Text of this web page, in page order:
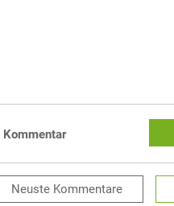
Neuste Kommentare